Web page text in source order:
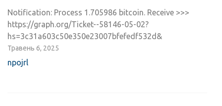
Notification: Process 1.705986 bitcoin. Receive >>>
https://graph.org/Ticket--58146-05-02?
hs=3c31a603c50e350e23007bfefedf532d&
Травень 6, 2025
npojrl